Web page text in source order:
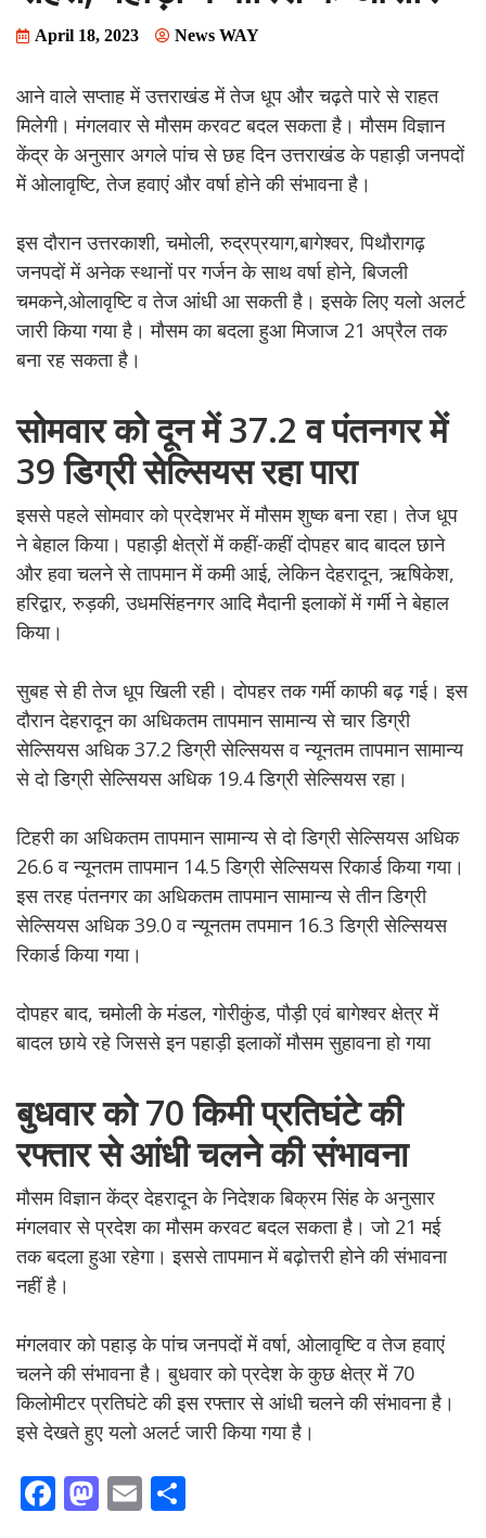
April 18, 2023 News WAY
आने वाले सप्ताह में उत्तराखंड में तेज धूप और चढ़ते पारे से राहत
मिलेगी। मंगलवार से मौसम करवट बदल सकता है। मौसम विज्ञान
केंद्र के अनुसार अगले पांच से छह दिन उत्तराखंड के पहाड़ी जनपदों
में ओलावृष्टि, तेज हवाएं और वर्षा होने की संभावना है।
इस दौरान उत्तरकाशी, चमोली, रुद्रप्रयाग,बागेश्वर, पिथौरागढ़
जनपदों में अनेक स्थानों पर गर्जन के साथ वर्षा होने, बिजली
चमकने,ओलावृष्टि व तेज आंधी आ सकती है। इसके लिए यलो अलर्ट
जारी किया गया है। मौसम का बदला हुआ मिजाज 21 अप्रैल तक
बना रह सकता है।
सोमवार को दून में 37.2 व पंतनगर में
39 डिग्री सेल्सियस रहा पारा
इससे पहले सोमवार को प्रदेशभर में मौसम शुष्क बना रहा। तेज धूप
ने बेहाल किया। पहाड़ी क्षेत्रों में कहीं-कहीं दोपहर बाद बादल छाने
और हवा चलने से तापमान में कमी आई, लेकिन देहरादून, ऋषिकेश,
हरिद्वार, रुड़की, उधमसिंहनगर आदि मैदानी इलाकों में गर्मी ने बेहाल
किया।
सुबह से ही तेज धूप खिली रही। दोपहर तक गर्मी काफी बढ़ गई। इस
दौरान देहरादून का अधिकतम तापमान सामान्य से चार डिग्री
सेल्सियस अधिक 37.2 डिग्री सेल्सियस व न्यूनतम तापमान सामान्य
से दो डिग्री सेल्सियस अधिक 19.4 डिग्री सेल्सियस रहा।
टिहरी का अधिकतम तापमान सामान्य से दो डिग्री सेल्सियस अधिक
26.6 व न्यूनतम तापमान 14.5 डिग्री सेल्सियस रिकार्ड किया गया।
इस तरह पंतनगर का अधिकतम तापमान सामान्य से तीन डिग्री
सेल्सियस अधिक 39.0 व न्यूनतम तपमान 16.3 डिग्री सेल्सियस
रिकार्ड किया गया।
दोपहर बाद, चमोली के मंडल, गोरीकुंड, पौड़ी एवं बागेश्वर क्षेत्र में
बादल छाये रहे जिससे इन पहाड़ी इलाकों मौसम सुहावना हो गया
बुधवार को 70 किमी प्रतिघंटे की
रफ्तार से आंधी चलने की संभावना
मौसम विज्ञान केंद्र देहरादून के निदेशक बिक्रम सिंह के अनुसार
मंगलवार से प्रदेश का मौसम करवट बदल सकता है। जो 21 मई
तक बदला हुआ रहेगा। इससे तापमान में बढ़ोत्तरी होने की संभावना
नहीं है।
मंगलवार को पहाड़ के पांच जनपदों में वर्षा, ओलावृष्टि व तेज हवाएं
चलने की संभावना है। बुधवार को प्रदेश के कुछ क्षेत्र में 70
किलोमीटर प्रतिघंटे की इस रफ्तार से आंधी चलने की संभावना है।
इसे देखते हुए यलो अलर्ट जारी किया गया है।
F M E